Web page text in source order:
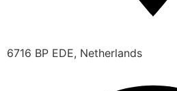
6716 BP EDE, Netherlands